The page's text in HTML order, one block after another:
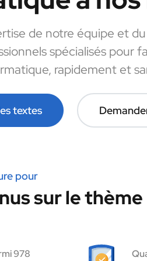
de notre équipe et
spécialisés pour
rapidement et
textes
pour
sur le
978